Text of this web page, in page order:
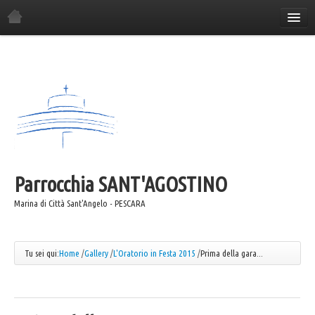
Orario Sante Messe
Gli incontri in parrocchia
Il Consiglio Economico
Il Comitato Festa
I Gruppi Parrocchiali
Azione Cattolica
Coro "Canta e Cammina"
Parrocchia SANT'AGOSTINO
Marina di Città Sant'Angelo - PESCARA
Tu sei qui:Home /Gallery /L'Oratorio in Festa 2015 /Prima della gara...